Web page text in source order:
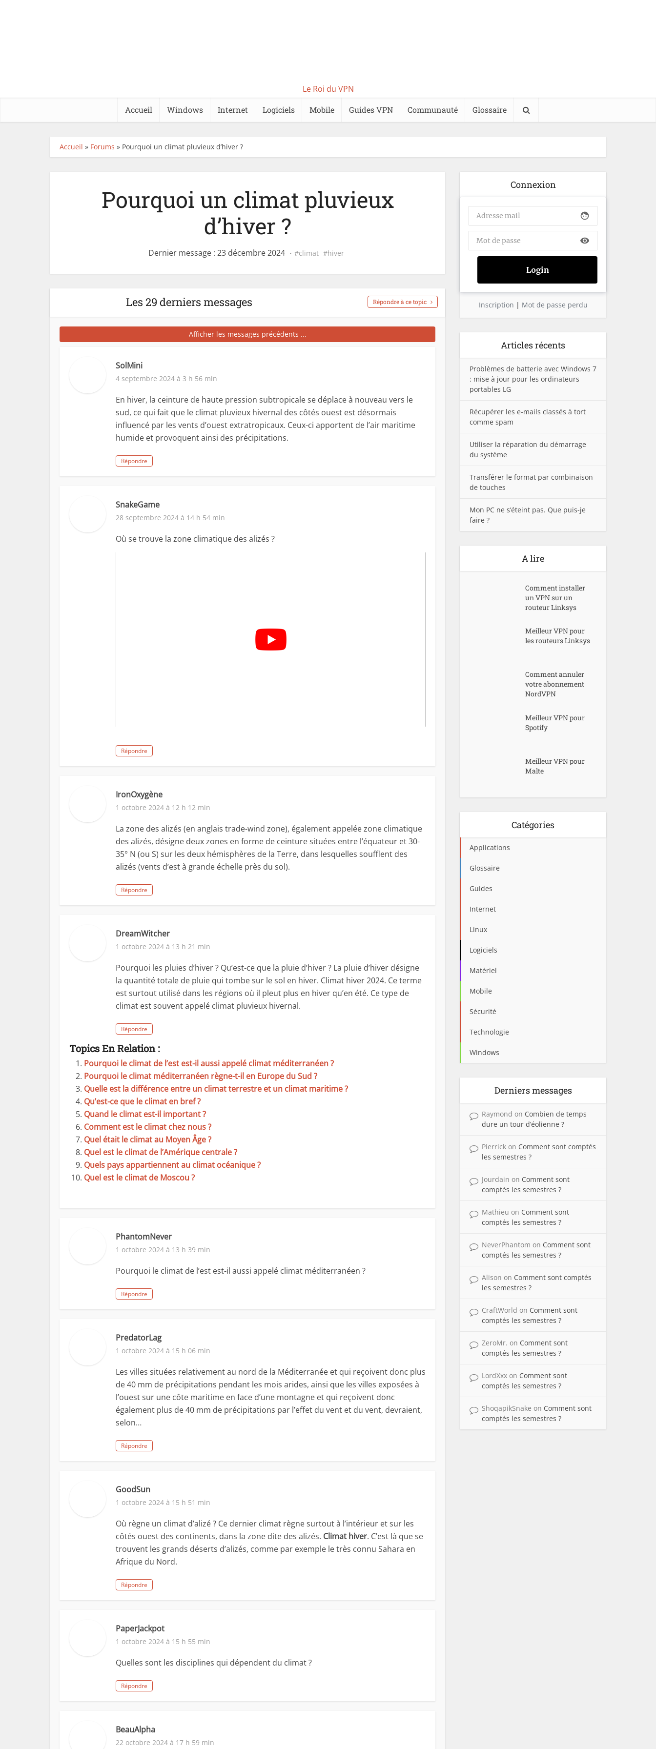
Le Roi du VPN
Accueil Windows Internet Logiciels Mobile Guides VPN Communauté Glossaire
Accueil » Forums » Pourquoi un climat pluvieux d’hiver ?
Pourquoi un climat pluvieux
d’hiver ?
Dernier message : 23 décembre 2024 climat hiver
Les 29 derniers messages Répondre à ce topic
Afficher les messages précédents ...
SolMini
4 septembre 2024 à 3 h 56 min
En hiver, la ceinture de haute pression subtropicale se déplace à nouveau vers le
sud, ce qui fait que le climat pluvieux hivernal des côtés ouest est désormais
influencé par les vents d’ouest extratropicaux. Ceux-ci apportent de l’air maritime
humide et provoquent ainsi des précipitations.
Répondre
SnakeGame
28 septembre 2024 à 14 h 54 min
Où se trouve la zone climatique des alizés ?
Répondre
IronOxygène
1 octobre 2024 à 12 h 12 min
La zone des alizés (en anglais trade-wind zone), également appelée zone climatique
des alizés, désigne deux zones en forme de ceinture situées entre l’équateur et 30-
35° N (ou S) sur les deux hémisphères de la Terre, dans lesquelles soufflent des
alizés (vents d’est à grande échelle près du sol).
Répondre
DreamWitcher
1 octobre 2024 à 13 h 21 min
Pourquoi les pluies d’hiver ? Qu’est-ce que la pluie d’hiver ? La pluie d’hiver désigne
la quantité totale de pluie qui tombe sur le sol en hiver. Climat hiver 2024. Ce terme
est surtout utilisé dans les régions où il pleut plus en hiver qu’en été. Ce type de
climat est souvent appelé climat pluvieux hivernal.
Répondre
Topics En Relation :
Pourquoi le climat de l’est est-il aussi appelé climat méditerranéen ?
Pourquoi le climat méditerranéen règne-t-il en Europe du Sud ?
Quelle est la différence entre un climat terrestre et un climat maritime ?
Qu’est-ce que le climat en bref ?
Quand le climat est-il important ?
Comment est le climat chez nous ?
Quel était le climat au Moyen Âge ?
Quel est le climat de l’Amérique centrale ?
Quels pays appartiennent au climat océanique ?
Quel est le climat de Moscou ?
PhantomNever
1 octobre 2024 à 13 h 39 min
Pourquoi le climat de l’est est-il aussi appelé climat méditerranéen ?
Répondre
PredatorLag
1 octobre 2024 à 15 h 06 min
Les villes situées relativement au nord de la Méditerranée et qui reçoivent donc plus
de 40 mm de précipitations pendant les mois arides, ainsi que les villes exposées à
l’ouest sur une côte maritime en face d’une montagne et qui reçoivent donc
également plus de 40 mm de précipitations par l’effet du vent et du vent, devraient,
selon…
Répondre
GoodSun
1 octobre 2024 à 15 h 51 min
Où règne un climat d’alizé ? Ce dernier climat règne surtout à l’intérieur et sur les
côtés ouest des continents, dans la zone dite des alizés. Climat hiver. C’est là que se
trouvent les grands déserts d’alizés, comme par exemple le très connu Sahara en
Afrique du Nord.
Répondre
PaperJackpot
1 octobre 2024 à 15 h 55 min
Quelles sont les disciplines qui dépendent du climat ?
Répondre
BeauAlpha
22 octobre 2024 à 17 h 59 min
Connexion
face
visibility
Inscription | Mot de passe perdu
Articles récents
Problèmes de batterie avec Windows 7
: mise à jour pour les ordinateurs
portables LG
Récupérer les e-mails classés à tort
comme spam
Utiliser la réparation du démarrage
du système
Transférer le format par combinaison
de touches
Mon PC ne s’éteint pas. Que puis-je
faire ?
A lire
Comment installer
un VPN sur un
routeur Linksys
Meilleur VPN pour
les routeurs Linksys
Comment annuler
votre abonnement
NordVPN
Meilleur VPN pour
Spotify
Meilleur VPN pour
Malte
Catégories
Applications
Glossaire
Guides
Internet
Linux
Logiciels
Matériel
Mobile
Sécurité
Technologie
Windows
Derniers messages
Raymond on Combien de temps
dure un tour d’éolienne ?
Pierrick on Comment sont comptés
les semestres ?
Jourdain on Comment sont
comptés les semestres ?
Mathieu on Comment sont
comptés les semestres ?
NeverPhantom on Comment sont
comptés les semestres ?
Alison on Comment sont comptés
les semestres ?
CraftWorld on Comment sont
comptés les semestres ?
ZeroMr. on Comment sont
comptés les semestres ?
LordXxx on Comment sont
comptés les semestres ?
ShoqapikSnake on Comment sont
comptés les semestres ?